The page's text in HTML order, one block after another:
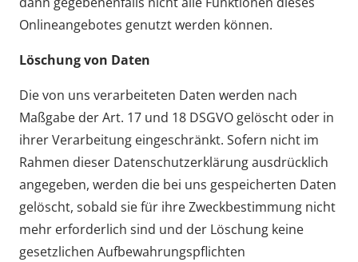
Onlineangebotes genutzt werden können.
Löschung von Daten
Die von uns verarbeiteten Daten werden nach
Maßgabe der Art. 17 und 18 DSGVO gelöscht oder in
ihrer Verarbeitung eingeschränkt. Sofern nicht im
Rahmen dieser Datenschutzerklärung ausdrücklich
angegeben, werden die bei uns gespeicherten Daten
gelöscht, sobald sie für ihre Zweckbestimmung nicht
mehr erforderlich sind und der Löschung keine
gesetzlichen Aufbewahrungspflichten